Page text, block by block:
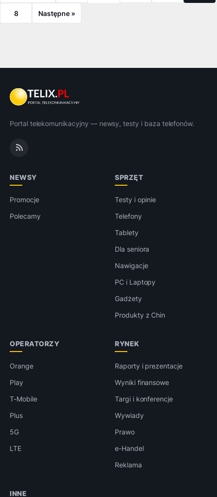
8 Następne »
Portal telekomunikacyjny — newsy, testy i baza telefonów.
NEWSY
Promocje
Polecamy
SPRZĘT
Testy i opinie
Telefony
Tablety
Dla seniora
Nawigacje
PC i Laptopy
Gadżety
Produkty z Chin
OPERATORZY
Orange
Play
T-Mobile
Plus
5G
LTE
RYNEK
Raporty i prezentacje
Wyniki finansowe
Targi i konferencje
Wywiady
Prawo
e-Handel
Reklama
INNE